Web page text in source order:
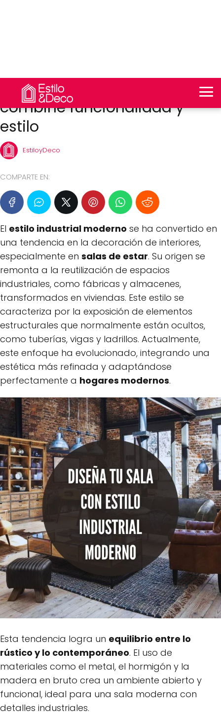
industrial moderno que
combine funcionalidad y
estilo
EstiloyDeco
COMPARTE EN:
El estilo industrial moderno se ha convertido en
una tendencia en la decoración de interiores,
especialmente en salas de estar. Su origen se
remonta a la reutilización de espacios
industriales, como fábricas y almacenes,
transformados en viviendas. Este estilo se
caracteriza por la exposición de elementos
estructurales que normalmente están ocultos,
como tuberías, vigas y ladrillos. Actualmente,
este enfoque ha evolucionado, integrando una
estética más refinada y adaptándose
perfectamente a hogares modernos.
Esta tendencia logra un equilibrio entre lo
rústico y lo contemporáneo. El uso de
materiales como el metal, el hormigón y la
madera en bruto crea un ambiente abierto y
funcional, ideal para una sala moderna con
detalles industriales.